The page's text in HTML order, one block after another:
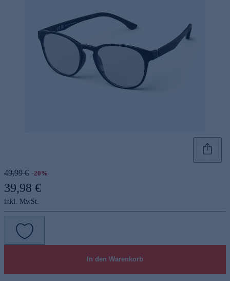
49,99 € -20%
39,98 €
inkl. MwSt.
In den Warenkorb